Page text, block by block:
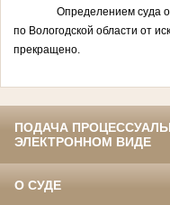
Определением суда
по Вологодской области от
прекращено.
ПОДАЧА
ЭЛЕКТРОННОМ ВИДЕ
О СУДЕ